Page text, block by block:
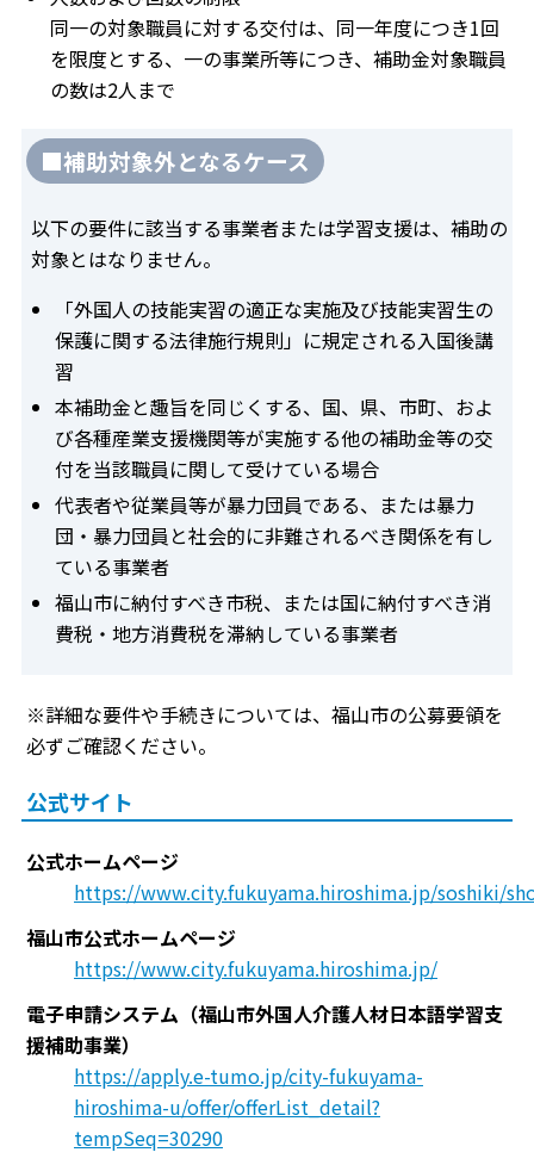
同一の対象職員に対する交付は、同一年度につき1回
を限度とする、一の事業所等につき、補助金対象職員
の数は2人まで
■補助対象外となるケース
以下の要件に該当する事業者または学習支援は、補助の
対象とはなりません。
「外国人の技能実習の適正な実施及び技能実習生の
保護に関する法律施行規則」に規定される入国後講
習
本補助金と趣旨を同じくする、国、県、市町、およ
び各種産業支援機関等が実施する他の補助金等の交
付を当該職員に関して受けている場合
代表者や従業員等が暴力団員である、または暴力
団・暴力団員と社会的に非難されるべき関係を有し
ている事業者
福山市に納付すべき市税、または国に納付すべき消
費税・地方消費税を滞納している事業者
※詳細な要件や手続きについては、福山市の公募要領を
必ずご確認ください。
公式サイト
公式ホームページ
https://www.city.fukuyama.hiroshima.jp/soshiki/
福山市公式ホームページ
https://www.city.fukuyama.hiroshima.jp/
電子申請システム（福山市外国人介護人材日本語学習支
援補助事業）
https://apply.e-tumo.jp/city-fukuyama-
hiroshima-u/offer/offerList_detail?
tempSeq=30290